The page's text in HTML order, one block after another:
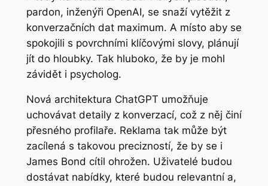
pardon, inženýři OpenAI, se snaží vytěžit z
konverzačních dat maximum. A místo aby se
spokojili s povrchními klíčovými slovy, plánují
jít do hloubky. Tak hluboko, že by je mohl
závidět i psycholog.
Nová architektura ChatGPT umožňuje
uchovávat detaily z konverzací, což z něj činí
přesného profilaře. Reklama tak může být
zacílená s takovou precizností, že by se i
James Bond cítil ohrožen. Uživatelé budou
dostávat nabídky, které budou relevantní a,